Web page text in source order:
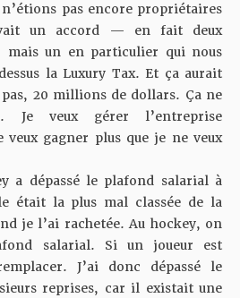
pas encore propriétaires
un accord — en fait deux
un en particulier qui nous
la Luxury Tax. Et ça aurait
20 millions de dollars. Ça ne
Je veux gérer l’entreprise
gagner plus que je ne veux
a dépassé le plafond salarial à
était la plus mal classée de la
je l’ai rachetée. Au hockey, on
salarial. Si un joueur est
J’ai donc dépassé le
reprises, car il existait une